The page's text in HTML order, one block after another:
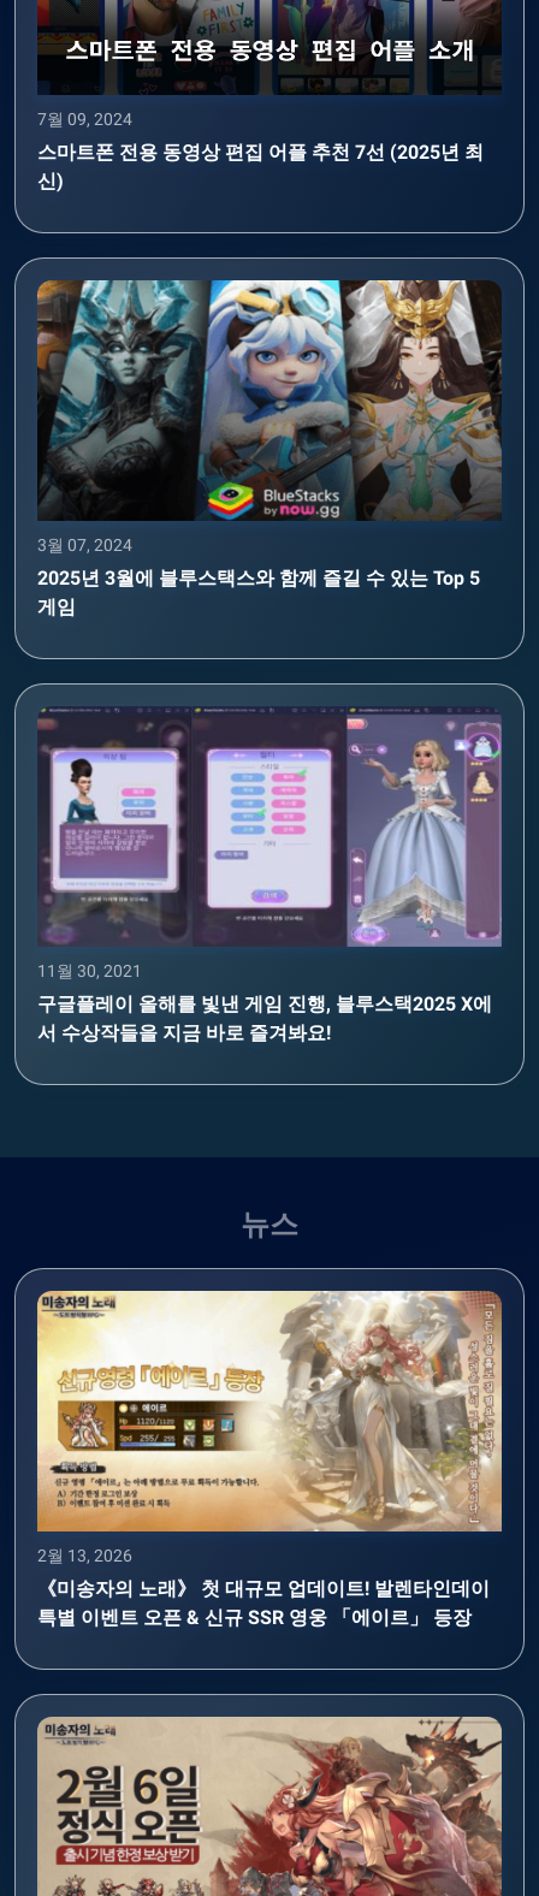
7월 09, 2024
스마트폰 전용 동영상 편집 어플 추천 7선 (2025년 최
신)
3월 07, 2024
2025년 3월에 블루스택스와 함께 즐길 수 있는 Top 5
게임
11월 30, 2021
구글플레이 올해를 빛낸 게임 진행, 블루스택2025 X에
서 수상작들을 지금 바로 즐겨봐요!
뉴스
2월 13, 2026
《미송자의 노래》 첫 대규모 업데이트! 발렌타인데이
특별 이벤트 오픈 & 신규 SSR 영웅 「에이르」 등장